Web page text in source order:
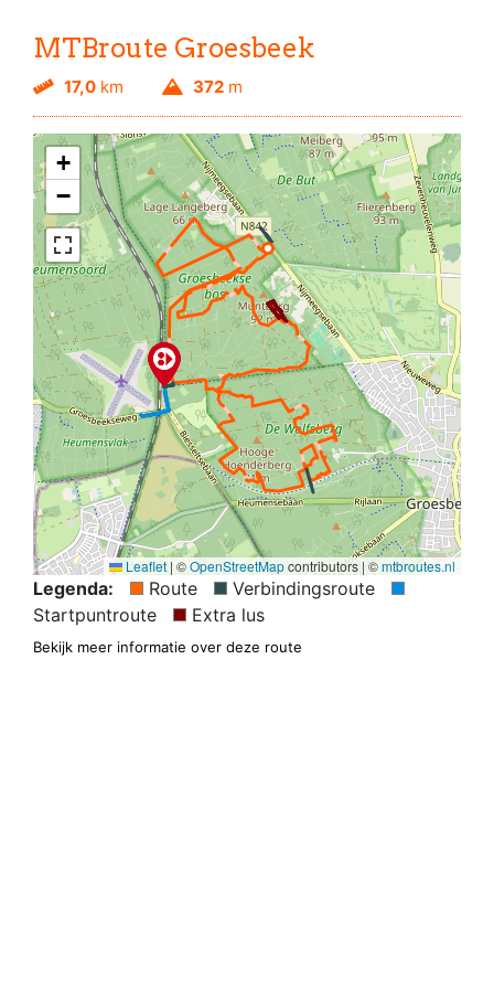
MTBroute Groesbeek
17,0km 372m
+
−
Leaflet | ©OpenStreetMapcontributors | ©mtbroutes.nl
Legenda: Route
Verbindingsroute
Startpuntroute
Extra lus
Bekijk meer informatie over deze route